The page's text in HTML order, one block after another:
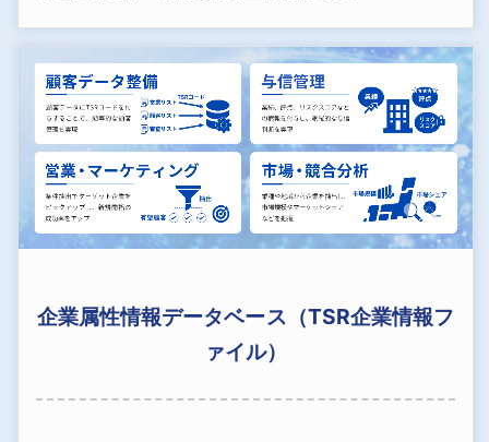
企業属性情報データベース（TSR企業情報フ
ァイル）